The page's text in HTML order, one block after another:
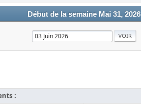
Début de la semaine Mai 31, 2026
: